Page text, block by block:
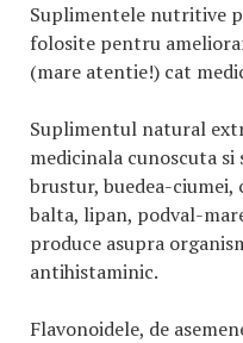
Suplimentele nutritive
folosite pentru
(mare atentie!) cat
Suplimentul natural
medicinala cunoscuta si
brustur, buedea-
balta, lipan, podval-
produce asupra
antihistaminic.
Flavonoidele, de